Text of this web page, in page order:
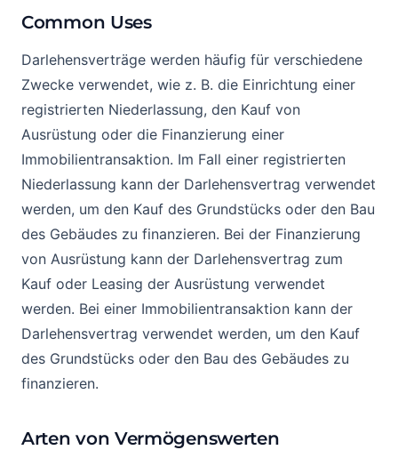
Common Uses
Darlehensverträge werden häufig für verschiedene
Zwecke verwendet, wie z. B. die Einrichtung einer
registrierten Niederlassung, den Kauf von
Ausrüstung oder die Finanzierung einer
Immobilientransaktion. Im Fall einer registrierten
Niederlassung kann der Darlehensvertrag verwendet
werden, um den Kauf des Grundstücks oder den Bau
des Gebäudes zu finanzieren. Bei der Finanzierung
von Ausrüstung kann der Darlehensvertrag zum
Kauf oder Leasing der Ausrüstung verwendet
werden. Bei einer Immobilientransaktion kann der
Darlehensvertrag verwendet werden, um den Kauf
des Grundstücks oder den Bau des Gebäudes zu
finanzieren.
Arten von Vermögenswerten